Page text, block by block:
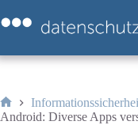
Inhalt
springen
Start
Android: Diverse Apps